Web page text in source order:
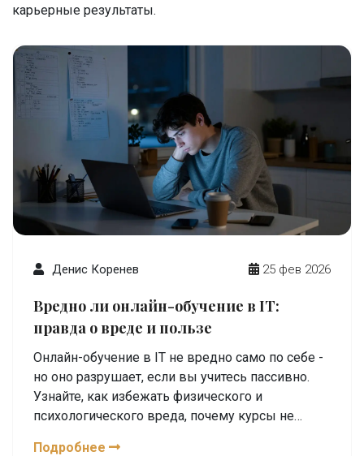
карьерные результаты.
Денис Коренев 25 фев 2026
Вредно ли онлайн-обучение в IT:
правда о вреде и пользе
Онлайн-обучение в IT не вредно само по себе -
но оно разрушает, если вы учитесь пассивно.
Узнайте, как избежать физического и
психологического вреда, почему курсы не
Подробнее